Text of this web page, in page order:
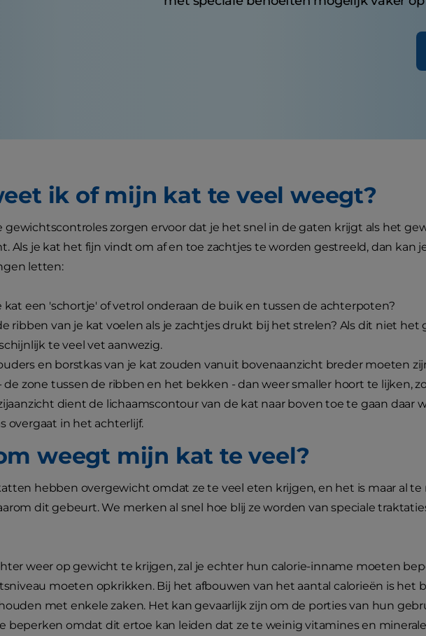
ik of mijn kat te veel weegt?
gewichtscontroles zorgen ervoor dat je het snel in de gaten krijgt als het
Als je kat het fijn vindt om af en toe zachtjes te worden gestreeld, dan kan
letten:
kat een 'schortje' of vetrol onderaan de buik en tussen de achterpoten?
ribben van je kat voelen als je zachtjes drukt bij het strelen? Als dit niet het
te veel vet aanwezig.
en borstkas van je kat zouden vanuit bovenaanzicht breder moeten
de zone tussen de ribben en het bekken - dan weer smaller hoort te lijken,
dient de lichaamscontour van de kat naar boven toe te gaan daar
overgaat in het achterlijf.
weegt mijn kat te veel?
hebben overgewicht omdat ze te veel eten krijgen, en het is maar al
dit gebeurt. We merken al snel hoe blij ze worden van speciale
weer op gewicht te krijgen, zal je echter hun calorie-inname moeten
moeten opkrikken. Bij het afbouwen van het aantal calorieën is het
met enkele zaken. Het kan gevaarlijk zijn om de porties van hun
beperken omdat dit ertoe kan leiden dat ze te weinig vitamines en